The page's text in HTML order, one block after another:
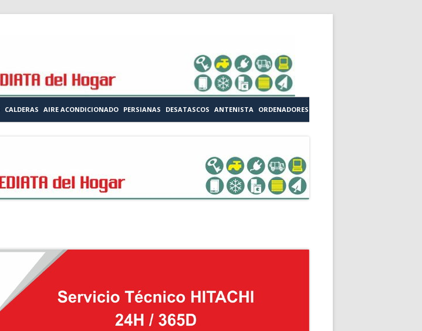
CALDERAS AIRE ACONDICIONADO PERSIANAS DESATASCOS ANTENISTA ORDENADORES